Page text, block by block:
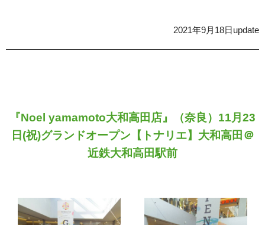
2021年9月18日update
『Noel yamamoto大和高田店』（奈良）11月23
日(祝)グランドオープン 【トナリエ】大和高田＠
近鉄大和高田駅前